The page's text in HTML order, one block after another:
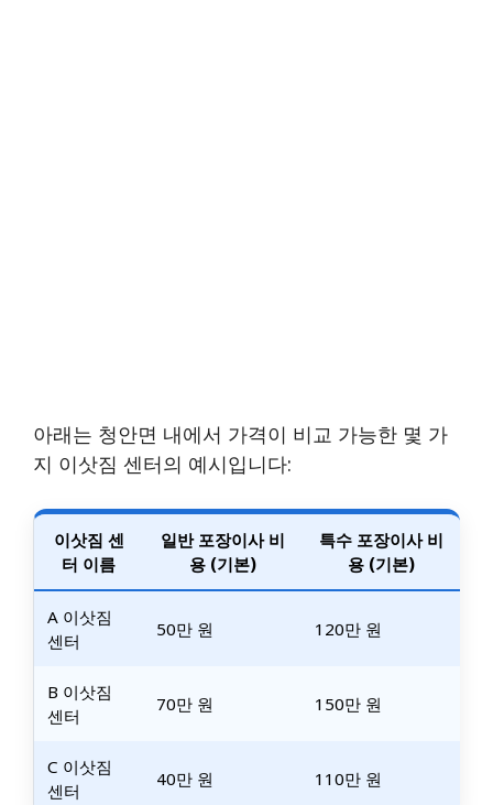
아래는 청안면 내에서 가격이 비교 가능한 몇 가
지 이삿짐 센터의 예시입니다:
이삿짐 센
터 이름
일반 포장이사 비
용 (기본)
특수 포장이사 비
용 (기본)
A 이삿짐
센터
50만 원 120만 원
B 이삿짐
센터
70만 원 150만 원
C 이삿짐
센터
40만 원 110만 원